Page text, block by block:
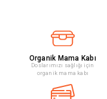
Organik Mama Kabı
Doslarımızı sağlığı için
organik mama kabı